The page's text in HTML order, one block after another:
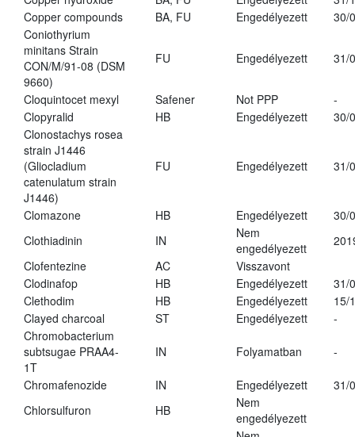
Copper compounds
BA, FU Engedélyezett
30/
Coniothyrium
minitans Strain
CON/M/91-08 (DSM
9660)
FU Engedélyezett 31/
Cloquintocet mexyl Safener Not PPP
-
Clopyralid
HB Engedélyezett
30/
Clonostachys rosea
strain J1446
(Gliocladium
catenulatum strain
J1446)
FU Engedélyezett 31/
Clomazone HB Engedélyezett
30/
Clothiadinin
IN
Nem
engedélyezett
Clofentezine
AC
Visszavont
Clodinafop
HB Engedélyezett
31/
Clethodim
HB Engedélyezett
15/
Clayed charcoal
ST Engedélyezett
-
Chromobacterium
subtsugae PRAA4-
1T
IN Folyamatban -
Chromafenozide IN Engedélyezett
31/
Chlorsulfuron
HB
Nem
engedélyezett